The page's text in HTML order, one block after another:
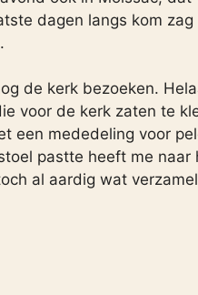
dagen langs kom
de kerk bezoeken.
voor de kerk zaten te
een mededeling voor
pastte heeft me
al aardig wat